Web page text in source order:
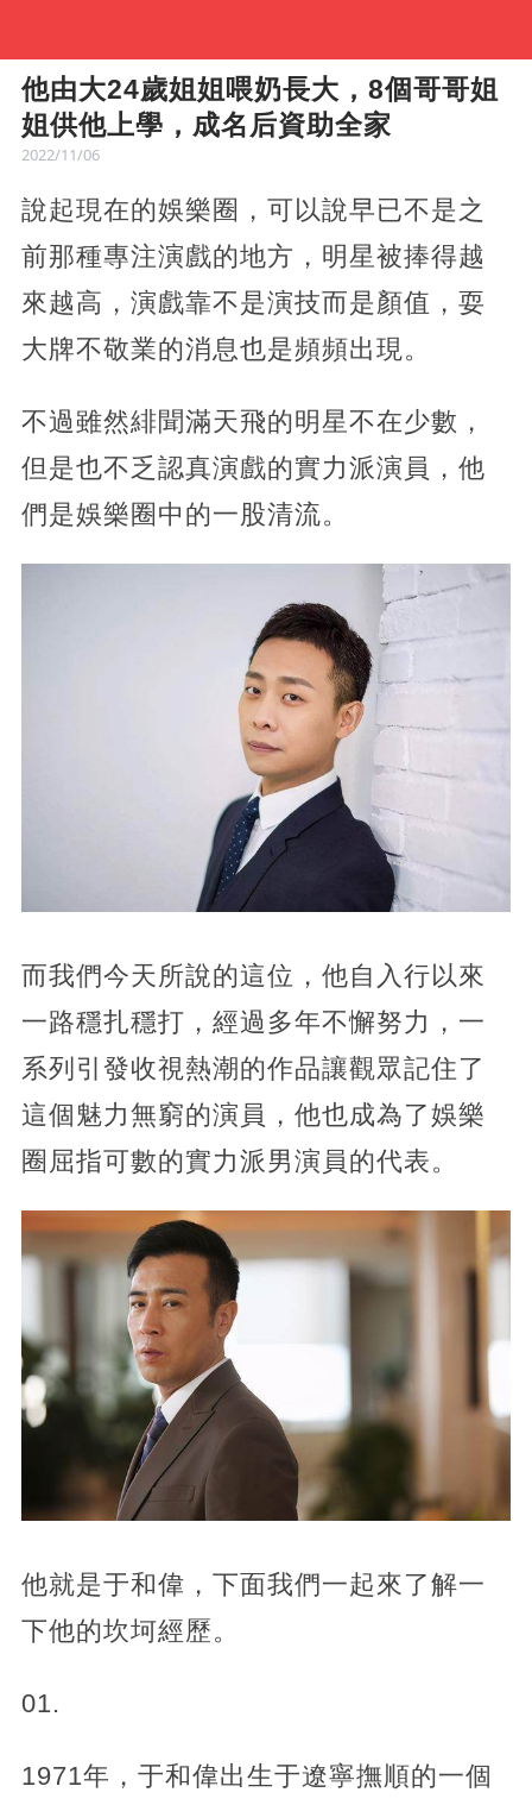
他由大24歲姐姐喂奶長大，8個哥哥姐
姐供他上學，成名后資助全家
2022/11/06
說起現在的娛樂圈，可以說早已不是之
前那種專注演戲的地方，明星被捧得越
來越高，演戲靠不是演技而是顏值，耍
大牌不敬業的消息也是頻頻出現。
不過雖然緋聞滿天飛的明星不在少數，
但是也不乏認真演戲的實力派演員，他
們是娛樂圈中的一股清流。
而我們今天所說的這位，他自入行以來
一路穩扎穩打，經過多年不懈努力，一
系列引發收視熱潮的作品讓觀眾記住了
這個魅力無窮的演員，他也成為了娛樂
圈屈指可數的實力派男演員的代表。
他就是于和偉，下面我們一起來了解一
下他的坎坷經歷。
01.
1971年，于和偉出生于遼寧撫順的一個